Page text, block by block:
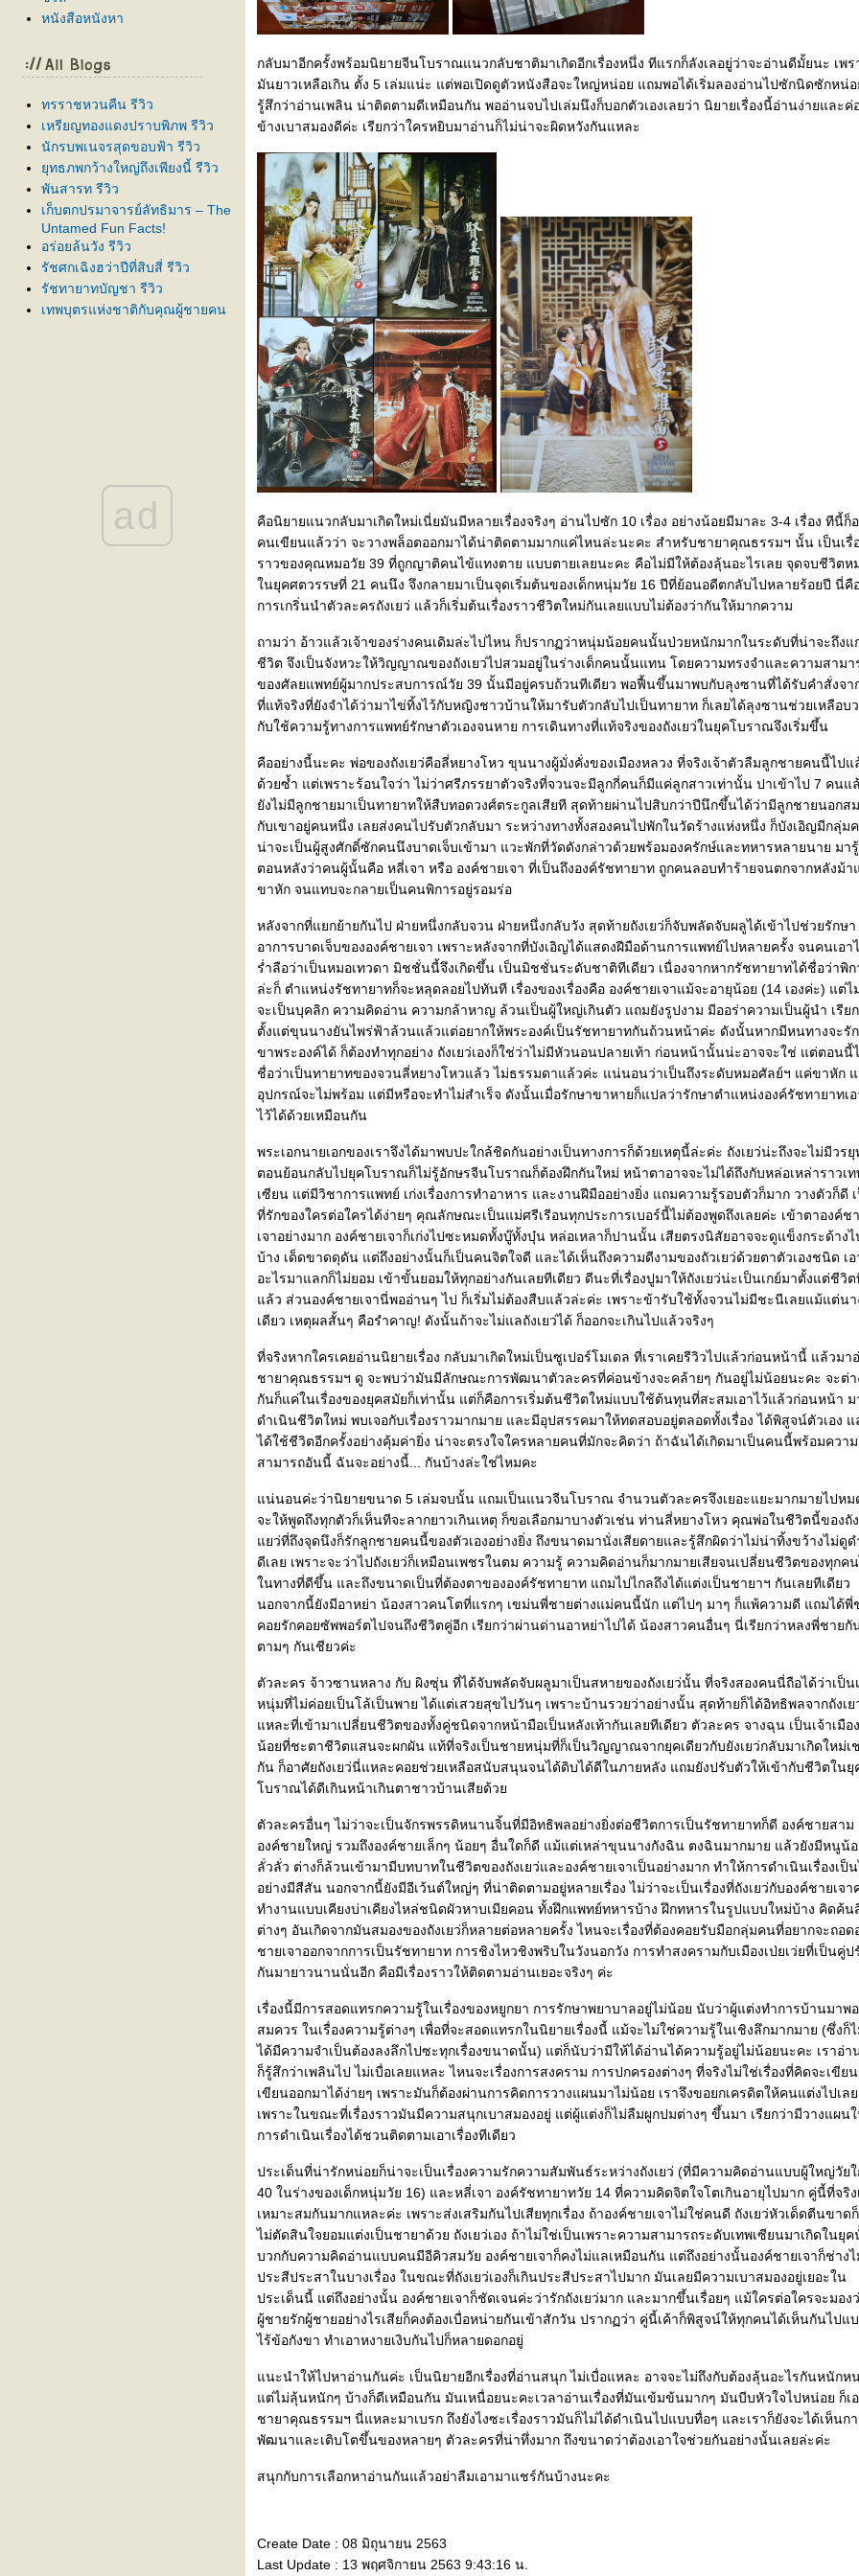
หนังสือหนังหา
ทรราชหวนคืน รีวิว
เหรียญทองแดงปราบพิภพ รีวิว
นักรบพเนจรสุดขอบฟ้า รีวิว
ุทธภพกว้างใหญ่ถึงเพียงนี้ รีวิว
พันสารท รีวิว
เก็บตกปรมาจารย์ลัทธิมาร – The
Untamed Fun Facts!
อร่อยล้นวัง รีวิว
รัชศกเฉิงฮว่าปีที่สิบสี่ รีวิว
รัชทายาทบัญชา รีวิว
เทพบุตรแห่งชาติกับคุณผู้ชายคน
ช่วยด้วยครับ ผมเกิดใหม่เป็น
ลูกชายประมุขพรรคมาร รีวิว
ตัวร้ายอย่างข้า... จะหนีเอาตัวรอด
ad
กลับมาอีกครั้งพร้อมนิยายจีนโบราณแนวกลับชาติมาเกิดอีกเรื่องหนึ่ง ทีแรกก็ลังเลอยู่ว่าจะอ่านดีมั้ยนะ เพร
มันยาวเหลือเกิน ตั้ง 5 เล่มแน่ะ แต่พอเปิดดูตัวหนังสือจะใหญ่หน่อย แถมพอได้เริ่มลองอ่านไปซักนิดซักหน่อ
รู้สึกว่าอ่านเพลิน น่าติดตามดีเหมือนกัน พออ่านจบไปเล่มนึงก็บอกตัวเองเลยว่า นิยายเรื่องนี้อ่านง่ายและค่
ข้างเบาสมองดีค่ะ เรียกว่าใครหยิบมาอ่านก็ไม่น่าจะผิดหวังกันแหละ
คือนิยายแนวกลับมาเกิดใหม่เนี่ยมันมีหลายเรื่องจริงๆ อ่านไปซัก 10 เรื่อง อย่างน้อยมีมาละ 3-4 เรื่อง ทีนี้ก็
คนเขียนแล้วว่า จะวางพล็อตออกมาได้น่าติดตามมากแค่ไหนล่ะนะคะ สำหรับชายาคุณธรรมฯ นั้น เป็นเรื่
ราวของคุณหมอวัย 39 ที่ถูกญาติคนไข้แทงตาย แบบตายเลยนะคะ คือไม่มีให้ต้องลุ้นอะไรเลย จุดจบชีวิตห
นยุคศตวรรษที่ 21 คนนึง จึงกลายมาเป็นจุดเริ่มต้นของเด็กหนุ่มวัย 16 ปีที่ย้อนอดีตกลับไปหลายร้อยปี นี่คื
การเกริ่นนำตัวละครถังเยว่ แล้วก็เริ่มต้นเรื่องราวชีวิตใหม่กันเลยแบบไม่ต้องว่ากันให้มากความ
ถามว่า อ้าวแล้วเจ้าของร่างคนเดิมล่ะไปไหน ก็ปรากฏว่าหนุ่มน้อยคนนั้นป่วยหนักมากในระดับที่น่าจะถึงแ
ชีวิต จึงเป็นจังหวะให้วิญญาณของถังเยว่ไปสวมอยู่ในร่างเด็กคนนั้นแทน โดยความทรงจำและความสามา
ของศัลยแพทย์ผู้มากประสบการณ์วัย 39 นั้นมีอยู่ครบถ้วนทีเดียว พอฟื้นขึ้นมาพบกับลุงซานที่ได้รับคำสั่งจา
ที่แท้จริงที่ยังจำได้ว่ามาไข่ทิ้งไว้กับหญิงชาวบ้านให้มารับตัวกลับไปเป็นทายาท ก็เลยได้ลุงซานช่วยเหลือบ
กับใช้ความรู้ทางการแพทย์รักษาตัวเองจนหาย การเดินทางที่แท้จริงของถังเยว่ในยุคโบราณจึงเริ่มขึ้น
คืออย่างนี้นะคะ พ่อของถังเยว่คือลี่หยางโหว ขุนนางผู้มั่งคั่งของเมืองหลวง ที่จริงเจ้าตัวลืมลูกชายคนนี้ไป
ด้วยซ้ำ แต่เพราะร้อนใจว่า ไม่ว่าศรีภรรยาตัวจริงที่จวนจะมีลูกกี่คนก็มีแค่ลูกสาวเท่านั้น ปาเข้าไป 7 คนแ
งไม่มีลูกชายมาเป็นทายาทให้สืบทอดวงศ์ตระกูลเสียที สุดท้ายผ่านไปสิบกว่าปีนึกขึ้นได้ว่ามีลูกชายนอกส
กับเขาอยู่คนหนึ่ง เลยส่งคนไปรับตัวกลับมา ระหว่างทางทั้งสองคนไปพักในวัดร้างแห่งหนึ่ง ก็บังเอิญมีกลุ่ม
น่าจะเป็นผู้สูงศักดิ์ซักคนนึงบาดเจ็บเข้ามา แวะพักที่วัดดังกล่าวด้วยพร้อมองครักษ์และทหารหลายนาย มารู้
ตอนหลังว่าคนผู้นั้นคือ หลี่เจา หรือ องค์ชายเจา ที่เป็นถึงองค์รัชทายาท ถูกคนลอบทำร้ายจนตกจากหลังม้า
ขาหัก จนแทบจะกลายเป็นคนพิการอยู่รอมร่อ
หลังจากที่แยกย้ายกันไป ฝ่ายหนึ่งกลับจวน ฝ่ายหนึ่งกลับวัง สุดท้ายถังเยว่ก็จับพลัดจับผลูได้เข้าไปช่วยรักษา
อาการบาดเจ็บขององค์ชายเจา เพราะหลังจากที่บังเอิญได้แสดงฝีมือด้านการแพทย์ไปหลายครั้ง จนคนเอา
ร่ำลือว่าเป็นหมอเทวดา มิชชั่นนี้จึงเกิดขึ้น เป็นมิชชั่นระดับชาติทีเดียว เนื่องจากหากรัชทายาทได้ชื่อว่าพิก
ล่ะก็ ตำแหน่งรัชทายาทก็จะหลุดลอยไปทันที เรื่องของเรื่องคือ องค์ชายเจาแม้จะอายุน้อย (14 เองค่ะ) แต่ไ
จะเป็นบุคลิก ความคิดอ่าน ความกล้าหาญ ล้วนเป็นผู้ใหญ่เกินตัว แถมยังรูปงาม มีออร่าความเป็นผู้นำ เรีย
ตั้งแต่ขุนนางยันไพร่ฟ้าล้วนแล้วแต่อยากให้พระองค์เป็นรัชทายาทกันถ้วนหน้าค่ะ ดังนั้นหากมีหนทางจะรั
ขาพระองค์ได้ ก็ต้องทำทุกอย่าง ถังเยว่เองก็ใช่ว่าไม่มีหัวนอนปลายเท้า ก่อนหน้านั้นน่ะอาจจะใช่ แต่ตอนนี้
ชื่อว่าเป็นทายาทของจวนลี่หยางโหวแล้ว ไม่ธรรมดาแล้วค่ะ แน่นอนว่าเป็นถึงระดับหมอศัลย์ฯ แค่ขาหัก
อุปกรณ์จะไม่พร้อม แต่มีหรือจะทำไม่สำเร็จ ดังนั้นเมื่อรักษาขาหายก็แปลว่ารักษาตำแหน่งองค์รัชทายาทเอ
ไว้ได้ด้วยเหมือนกัน
พระเอกนายเอกของเราจึงได้มาพบปะใกล้ชิดกันอย่างเป็นทางการก็ด้วยเหตุนี้ล่ะค่ะ ถังเยว่น่ะถึงจะไม่มีวรยุ
ตอนย้อนกลับไปยุคโบราณก็ไม่รู้อักษรจีนโบราณก็ต้องฝึกกันใหม่ หน้าตาอาจจะไม่ได้ถึงกับหล่อเหล่าราวเ
เซียน แต่มีวิชาการแพทย์ เก่งเรื่องการทำอาหาร และงานฝีมืออย่างยิ่ง แถมความรู้รอบตัวก็มาก วางตัวก็ดี
ที่รักของใครต่อใครได้ง่ายๆ คุณลักษณะเป็นแม่ศรีเรีอนทุกประการเบอร์นี้ไม่ต้องพูดถึงเลยค่ะ เข้าตาองค์
เจาอย่างมาก องค์ชายเจาก็เก่งไปซะหมดทั้งบู๊ทั้งบุ๋น หล่อเหลาก็ปานนั้น เสียตรงนิสัยอาจจะดูแข็งกระด้างไ
บ้าง เด็ดขาดดุดัน แต่ถึงอย่างนั้นก็เป็นคนจิตใจดี และได้เห็นถึงความดีงามของถัวเยว่ด้วยตาตัวเองชนิด เอ
อะไรมาแลกก็ไม่ยอม เข้าขั้นยอมให้ทุกอย่างกันเลยทีเดียว ดีนะที่เรื่องปูมาให้ถังเยว่น่ะเป็นเกย์มาตั้งแต่ชีวิ
ล้ว ส่วนองค์ชายเจานี่พออ่านๆ ไป ก็เริ่มไม่ต้องสืบแล้วล่ะค่ะ เพราะข้ารับใช้ทั้งจวนไม่มีชะนีเลยแม้แต่นา
เดียว เหตุผลสั้นๆ คือรำคาญ! ดังนั้นถ้าจะไม่แลถังเยว่ได้ ก็ออกจะเกินไปแล้วจริงๆ
ที่จริงหากใครเคยอ่านนิยายเรื่อง กลับมาเกิดใหม่เป็นซูเปอร์โมเดล ที่เราเคยรีวิวไปแล้วก่อนหน้านี้ แล้วมา
ชายาคุณธรรมฯ ดู จะพบว่ามันมีลักษณะการพัฒนาตัวละครที่ค่อนข้างจะคล้ายๆ กันอยู่ไม่น้อยนะคะ จะต่า
กันก็แค่ในเรื่องของยุคสมัยก็เท่านั้น แต่ก็คือการเริ่มต้นชีวิตใหม่แบบใช้ต้นทุนที่สะสมเอาไว้แล้วก่อนหน้า ม
ดำเนินชีวิตใหม่ พบเจอกับเรื่องราวมากมาย และมีอุปสรรคมาให้ทดสอบอยู่ตลอดทั้งเรื่อง ได้พิสูจน์ตัวเอง แ
ได้ใช้ชีวิตอีกครั้งอย่างคุ้มค่ายิ่ง น่าจะตรงใจใครหลายคนที่มักจะคิดว่า ถ้าฉันได้เกิดมาเป็นคนนี้พร้อมความ
สามารถอันนี้ ฉันจะอย่างนี้... กันบ้างล่ะใช่ไหมคะ
น่นอนค่ะว่านิยายขนาด 5 เล่มจบนั้น แถมเป็นแนวจีนโบราณ จำนวนตัวละครจึงเยอะแยะมากมายไปหม
จะให้พูดถึงทุกตัวก็เห็นทีจะลากยาวเกินเหตุ ก็ขอเลือกมาบางตัวเช่น ท่านลี่หยางโหว คุณพ่อในชีวิตนี้ของถัง
ว่ที่ถึงจุดนึงก็รักลูกชายคนนี้ของตัวเองอย่างยิ่ง ถึงขนาดมานั่งเสียดายและรู้สึกผิดว่าไม่น่าทิ้งขว้างไม่ดูด
ดีเลย เพราะจะว่าไปถังเยว่ก็เหมือนเพชรในตม ความรู้ ความคิดอ่านก็มากมายเสียจนเปลี่ยนชีวิตของทุกค
นทางที่ดีขึ้น และถึงขนาดเป็นที่ต้องตาขององค์รัชทายาท แถมไปไกลถึงได้แต่งเป็นชายาฯ กันเลยทีเดียว
นอกจากนี้ยังมีอาหย่า น้องสาวคนโตที่แรกๆ เขม่นพี่ชายต่างแม่คนนี้นัก แต่ไปๆ มาๆ ก็แพ้ความดี แถมได้
คอยรักคอยซัพพอร์ตไปจนถึงชีวิตคู่อีก เรียกว่าผ่านด่านอาหย่าไปได้ น้องสาวคนอื่นๆ นี่เรียกว่าหลงพี่ชายกั
ตามๆ กันเชียวค่ะ
ตัวละคร จ้าวซานหลาง กับ ผิงซุ่น ที่ได้จับพลัดจับผลูมาเป็นสหายของถังเยว่นั้น ที่จริงสองคนนี่ถือได้ว่าเป็น
หนุ่มที่ไม่ค่อยเป็นโล้เป็นพาย ได้แต่เสวยสุขไปวันๆ เพราะบ้านรวยว่าอย่างนั้น สุดท้ายก็ได้อิทธิพลจากถังเ
หละที่เข้ามาเปลี่ยนชีวิตของทั้งคู่ชนิดจากหน้ามือเป็นหลังเท้ากันเลยทีเดียว ตัวละคร จางฉุน เป็นเจ้าเมือง
น้อยที่ชะตาชีวิตแสนจะผกผัน แท้ที่จริงเป็นชายหนุ่มที่ก็เป็นวิญญาณจากยุคเดียวกับยังเยว่กลับมาเกิดใหม่เ
กัน ก็อาศัยถังเยว่นี่แหละคอยช่วยเหลือสนับสนุนจนได้ดิบได้ดีในภายหลัง แถมยังปรับตัวให้เข้ากับชีวิตในยุ
บราณได้ดีเกินหน้าเกินตาชาวบ้านเสียด้ว
ตัวละครอื่นๆ ไม่ว่าจะเป็นจักรพรรดิหนานจิ้นที่มีอิทธิพลอย่างยิ่งต่อชีวิตการเป็นรัชทายาทก็ดี องค์ชายสาม
องค์ชายใหญ่ รวมถึงองค์ชายเล็กๆ น้อยๆ อื่นใดก็ดี แม้แต่เหล่าขุนนางกังฉิน ตงฉินมากมาย แล้วยังมีหนูน้
ลั่วลั่ว ต่างก็ล้วนเข้ามามีบทบาทในชีวิตของถังเยว่และองค์ชายเจาเป็นอย่างมาก ทำให้การดำเนินเรื่องเป็
อย่างมีสีสัน นอกจากนี้ยังมีอีเว้นต์ใหญ่ๆ ที่น่าติดตามอยู่หลายเรื่อง ไม่ว่าจะเป็นเรื่องที่ถังเยว่กับองค์ชายเจ
ทำงานแบบเคียงบ่าเคียงไหล่ชนิดผัวหาบเมียคอน ทั้งฝึกแพทย์ทหารบ้าง ฝึกทหารในรูปแบบใหม่บ้าง คิดค้น
ต่างๆ อันเกิดจากมันสมองของถังเยว่ก็หลายต่อหลายครั้ง ไหนจะเรื่องที่ต้องคอยรับมือกลุ่มคนที่อยากจะถอด
ชายเจาออกจากการเป็นรัชทายาท การชิงไหวชิงพริบในวังนอกวัง การทำสงครามกับเมืองเป่ยเว่ยที่เป็นคู่ป
กันมายาวนานนั่นอีก คือมีเรื่องราวให้ติดตามอ่านเยอะจริงๆ ค่ะ
เรื่องนี้มีการสอดแทรกความรู้ในเรื่องของหยูกยา การรักษาพยาบาลอยู่ไม่น้อย นับว่าผู้แต่งทำการบ้านมาพอ
สมควร ในเรื่องความรู้ต่างๆ เพื่อที่จะสอดแทรกในนิยายเรื่องนี้ แม้จะไม่ใช่ความรู้ในเชิงลึกมากมาย (ซึ่งก็
ได้มีความจำเป็นต้องลงลึกไปซะทุกเรื่องขนาดนั้น) แต่ก็นับว่ามีให้ได้อ่านได้ความรู้อยู่ไม่น้อยนะคะ เราอ่า
ก็รู้สึกว่าเพลินไป ไม่เบื่อเลยแหละ ไหนจะเรื่องการสงคราม การปกครองต่างๆ ที่จริงไม่ใช่เรื่องที่คิดจะเขีย
เขียนออกมาได้ง่ายๆ เพราะมันก็ต้องผ่านการคิดการวางแผนมาไม่น้อย เราจึงขอยกเครดิตให้คนแต่งไปเล
เพราะในขณะที่เรื่องราวมันมีความสนุกเบาสมองอยู่ แต่ผู้แต่งก็ไม่ลืมผูกปมต่างๆ ขึ้นมา เรียกว่ามีวางแผน
การดำเนินเรื่องได้ชวนติดตามเอาเรื่องทีเดียว
ประเด็นที่น่ารักหน่อยก็น่าจะเป็นเรื่องความรักความสัมพันธ์ระหว่างถังเยว่ (ที่มีความคิดอ่านแบบผู้ใหญ่วัยใ
40 ในร่างของเด็กหนุ่มวัย 16) และหลี่เจา องค์รัชทายาทวัย 14 ที่ความคิดจิตใจโตเกินอายุไปมาก คู่นี้ที่จริง
เหมาะสมกันมากแหละค่ะ เพราะส่งเสริมกันไปเสียทุกเรื่อง ถ้าองค์ชายเจาไม่ใช่คนดี ถังเยว่หัวเด็ดตีนขาด
ไม่ตัดสินใจยอมแต่งเป็นชายาด้วย ถังเยว่เอง ถ้าไม่ใช่เป็นเพราะความสามารถระดับเทพเซียนมาเกิดในยุ
บวกกับความคิดอ่านแบบคนมีอีคิวสมวัย องค์ชายเจาก็คงไม่แลเหมือนกัน แต่ถึงอย่างนั้นองค์ชายเจาก็ช่างไ
ประสีประสาในบางเรื่อง ในขณะที่ถังเยว่เองก็เกินประสีประสาไปมาก มันเลยมีความเบาสมองอยู่เยอะใน
ประเด็นนี้ แต่ถึงอย่างนั้น องค์ชายเจาก็ชัดเจนค่ะว่ารักถังเยว่มาก และมากขึ้นเรื่อยๆ แม้ใครต่อใครจะมอง
ผู้ชายรักผู้ชายอย่างไรเสียก็คงต้องเบื่อหน่ายกันเข้าสักวัน ปรากฏว่า คู่นี้เค้าก็พิสูจน์ให้ทุกคนได้เห็นกันไปแ
ไร้ข้อกังขา ทำเอาหงายเงิบกันไปก็หลายดอกอยู่
นะนำให้ไปหาอ่านกันค่ะ เป็นนิยายอีกเรื่องที่อ่านสนุก ไม่เบื่อแหละ อาจจะไม่ถึงกับต้องลุ้นอะไรกันหนักห
ต่ไม่ลุ้นหนักๆ บ้างก็ดีเหมือนกัน มันเหนื่อยนะคะเวลาอ่านเรื่องที่มันเข้มข้นมากๆ มันบีบหัวใจไปหน่อย ก็เ
ชายาคุณธรรมฯ นี่แหละมาเบรก ถึงยังไงซะเรื่องราวมันก็ไม่ได้ดำเนินไปแบบทื่อๆ และเราก็ยังจะได้เห็นก
พัฒนาและเติบโตขึ้นของหลายๆ ตัวละครที่น่าทึ่งมาก ถึงขนาดว่าต้องเอาใจช่วยกันอย่างนั้นเลยล่ะค่ะ
สนุกกับการเลือกหาอ่านกันแล้วอย่าลืมเอามาแชร์กันบ้างนะคะ
Create Date : 08 มิถุนายน 2563
Last Update : 13 พฤศจิกายน 2563 9:43:16 น.